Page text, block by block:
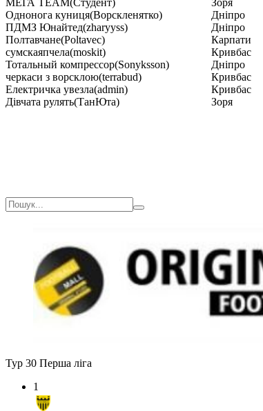
Однонога куниця(Ворскленятко)
Дніпро
ПДМЗ Юнайтед(zharyyss)
Дніпро
Полтавчане(Poltavec)
Карпати
сумскаяпчела(moskit)
Кривбас
Тотальный компрессор(Sonyksson)
Дніпро
черкаси з ворсклою(terrabud)
Кривбас
Електричка увезла(admin)
Кривбас
Дівчата рулять(ТанЮта)
Зоря
Тур 30 Перша ліга
1